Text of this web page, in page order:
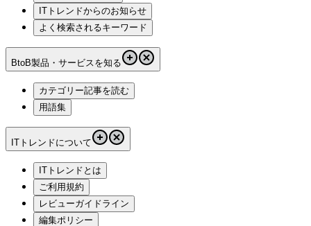
ITトレンドからのお知らせ
よく検索されるキーワード
BtoB製品・サービスを知る
カテゴリー記事を読む
用語集
ITトレンドについて
ITトレンドとは
ご利用規約
レビューガイドライン
編集ポリシー